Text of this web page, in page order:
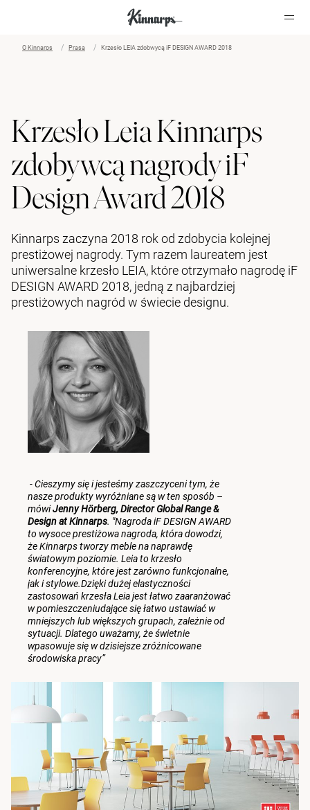
O Kinnarps Prasa Krzesło LEIA zdobwycą iF DESIGN AWARD 2018
Krzesło Leia Kinnarps
zdobywcą nagrody iF
Design Award 2018
Kinnarps zaczyna 2018 rok od zdobycia kolejnej
prestiżowej nagrody. Tym razem laureatem jest
uniwersalne krzesło LEIA, które otrzymało nagrodę iF
DESIGN AWARD 2018, jedną z najbardziej
prestiżowych nagród w świecie designu.
-Cieszymy się i jesteśmy zaszczyceni tym, że
nasze produkty wyróżniane są w ten sposób –
mówiJenny Hörberg, Director Global Range &
Design at Kinnarps. "Nagroda iF DESIGN AWARD
to wysoce prestiżowa nagroda, która dowodzi,
że Kinnarps tworzy meble na naprawdę
światowym poziomie. Leia to krzesło
konferencyjne, które jest zarówno funkcjonalne,
jak i stylowe.Dzięki dużej elastyczności
zastosowań krzesła Leia jest łatwo zaaranżować
w pomieszczeniudające się łatwo ustawiać w
mniejszych lub większych grupach, zależnie od
sytuacji. Dlatego uważamy, że świetnie
wpasowuje się w dzisiejsze zróżnicowane
środowiska pracy”